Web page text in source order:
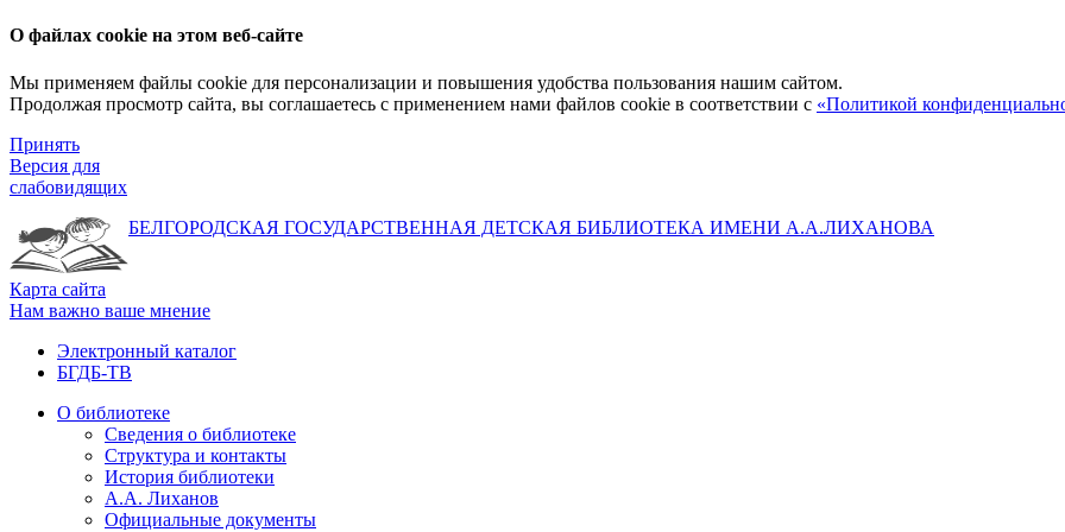
О файлах cookie на этом веб-сайте
Мы применяем файлы cookie для персонализации и повышения удобства пользования нашим сайтом.
Продолжая просмотр сайта, вы соглашаетесь с применением нами файлов cookie в соответствии с «Политикой
Принять
Версия для
слабовидящих
БЕЛГОРОДСКАЯ ГОСУДАРСТВЕННАЯ ДЕТСКАЯ БИБЛИОТЕКА ИМЕНИ А.А.ЛИХАНОВА
Карта сайта
Нам важно ваше мнение
Электронный каталог
БГДБ-ТВ
О библиотеке
Сведения о библиотеке
Структура и контакты
История библиотеки
А.А. Лиханов
Официальные документы